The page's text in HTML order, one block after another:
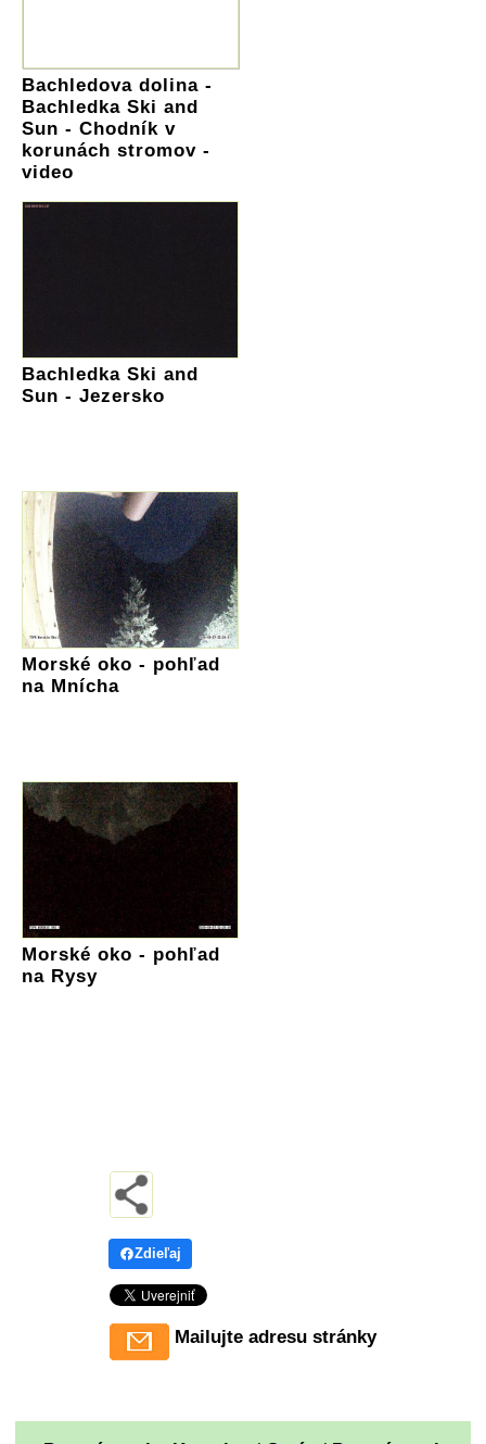
Bachledova dolina -
Bachledka Ski and
Sun - Chodník v
korunách stromov -
video
Bachledka Ski and
Sun - Jezersko
Morské oko - pohľad
na Mnícha
Morské oko - pohľad
na Rysy
Zdieľaj
Mailujte adresu stránky